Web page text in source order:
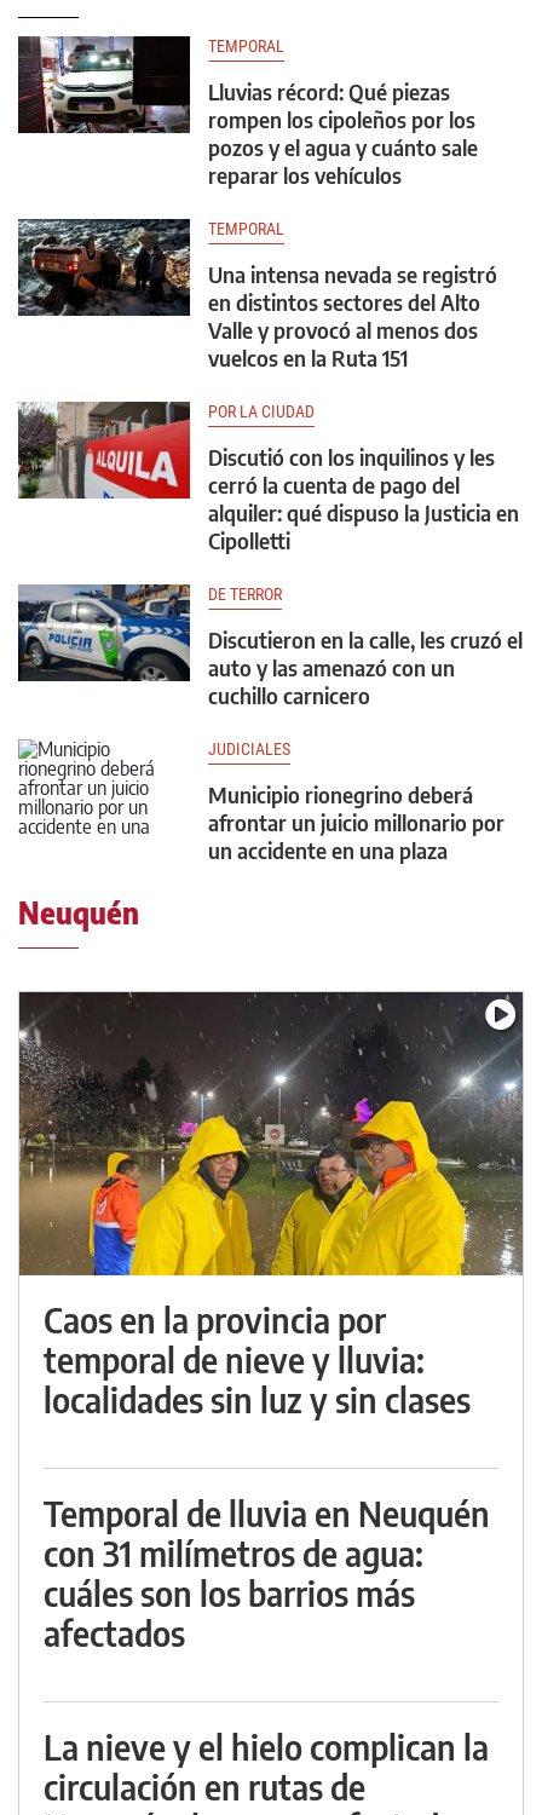
TEMPORAL
Lluvias récord: Qué piezas
rompen los cipoleños por los
pozos y el agua y cuánto sale
reparar los vehículos
TEMPORAL
Una intensa nevada se registró
en distintos sectores del Alto
Valle y provocó al menos dos
vuelcos en la Ruta 151
POR LA CIUDAD
Discutió con los inquilinos y les
cerró la cuenta de pago del
alquiler: qué dispuso la Justicia en
Cipolletti
DE TERROR
Discutieron en la calle, les cruzó el
auto y las amenazó con un
cuchillo carnicero
JUDICIALES
Municipio rionegrino deberá
afrontar un juicio millonario por
un accidente en una plaza
Neuquén
Caos en la provincia por
temporal de nieve y lluvia:
localidades sin luz y sin clases
Temporal de lluvia en Neuquén
con 31 milímetros de agua:
cuáles son los barrios más
afectados
La nieve y el hielo complican la
circulación en rutas de